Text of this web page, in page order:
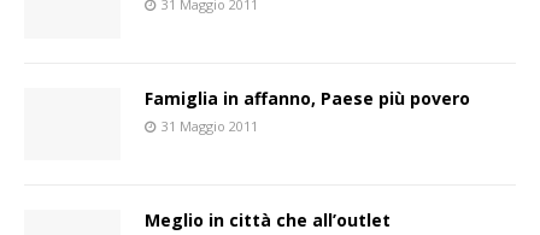
31 Maggio 2011
Famiglia in affanno, Paese più povero
31 Maggio 2011
Meglio in città che all’outlet